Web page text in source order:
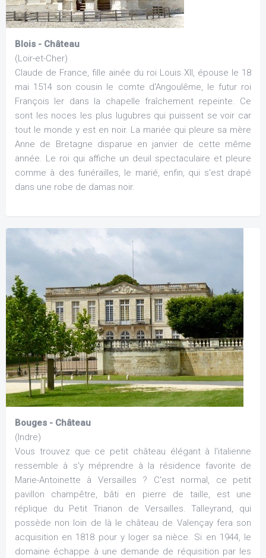
Blois - Château
(Loir-et-Cher)
Claude de France, fille ainée du roi Louis XII, épouse le 18
mai 1514 son cousin le comte d'Angoulême, le futur roi
François Ier dans la chapelle fraîchement repeinte. Ce
sont les noces les plus lugubres qui puissent se voir car
tout le monde y est en noir. La mariée qui pleure sa mère
Anne de Bretagne disparue en janvier de cette même
année. Le roi qui affiche un deuil spectaculaire et pleure
comme à des funérailles, le marié, enfin, qui s'est drapé
dans une robe de damas noir.
Bouges - Château
(Indre)
Vous trouvez que ce petit château élégant à l'italienne
ressemble à s'y méprendre à la résidence favorite de
Marie-Antoinette à Versailles ? C'est normal, ce petit
pavillon champêtre, bâti en pierre de taille, est une
réplique du Petit Trianon de Versailles. Talleyrand, qui
possède non loin de là le château de Valençay fera son
acquisition en 1818 pour y loger sa nièce. Si en 1944, le
domaine échappe à une demande de réquisition par les